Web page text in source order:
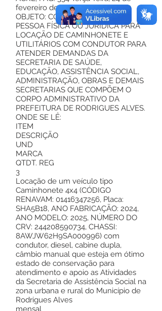
fevereiro de 2026 Nº 14.210
OBJETO: CONTRATAÇÃO DE
PESSOA FÍSICA OU JURÍDICA PARA
LOCAÇÃO DE CAMINHONETE E
UTILITÁRIOS COM CONDUTOR PARA
ATENDER DEMANDAS DA
SECRETARIA DE SAÚDE,
EDUCAÇÃO, ASSISTÊNCIA SOCIAL,
ADMINISTRAÇÃO, OBRAS E DEMAIS
SECRETARIAS QUE COMPÕEM O
CORPO ADMINISTRATIVO DA
PREFEITURA DE RODRIGUES ALVES.
ONDE SE LÊ:
ITEM
DESCRIÇÃO
UND
MARCA
QTDT. REG
3
Locação de um veículo tipo
Caminhonete 4x4 (CÓDIGO
RENAVAM: 01416347256, Placa:
SHA5B18, ANO FABRICAÇÃO: 2024,
ANO MODELO: 2025, NÚMERO DO
CRV: 244208590734, CHASSI:
8AWJW62H9SA000996) com
condutor, diesel, cabine dupla,
câmbio manual que esteja em ótimo
estado de conservação para
atendimento e apoio as Atividades
da Secretaria de Assistência Social na
zona urbana e rural do Município de
Rodrigues Alves
mensal